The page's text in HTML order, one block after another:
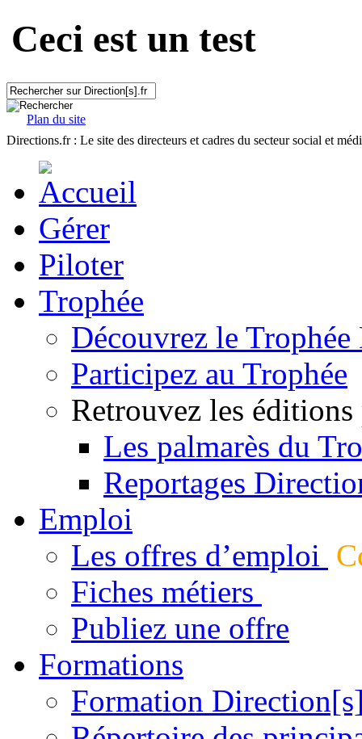
Ceci est un test
Plan du site
Directions.fr : Le site des directeurs et cadres du secteur social et
Gérer
Piloter
Trophée
Découvrez le
Participez au Trophée
Retrouvez les éditions
Les palmarès du
Reportages
Emploi
Les offres d’emploi
Fiches métiers
Publiez une offre
Formations
Formation